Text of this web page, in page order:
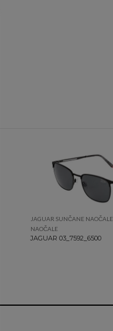
JAGUAR SUNČANE NAOČALE
NAOČALE
JAGUAR 03_7592_6500